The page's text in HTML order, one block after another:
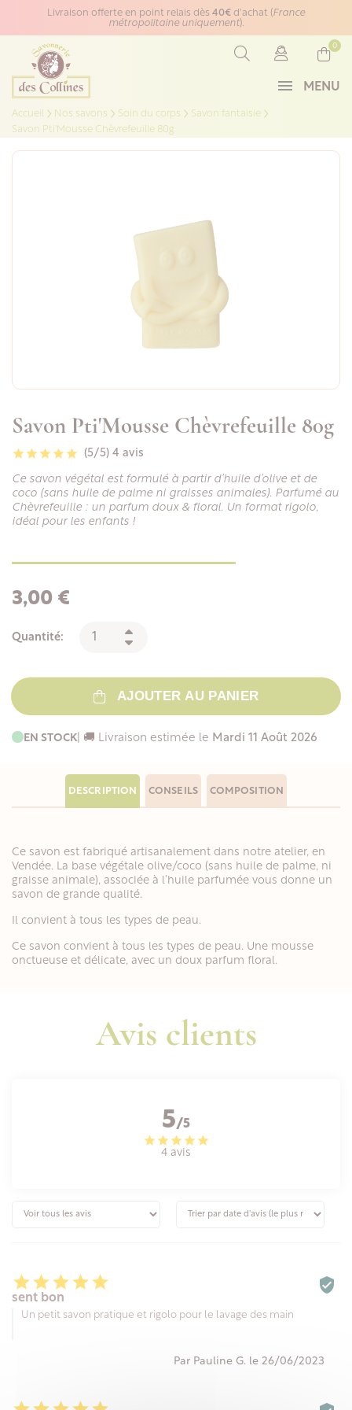
Panneau de gestion des cookies
Livraison offerte en point relais dès 40€ d'achat (France
métropolitaine uniquement).
MENU
0
Accueil Nos savons Soin du corps
Savon fantaisie
Savon Pti'Mousse Chèvrefeuille 80g
Savon Pti'Mousse Chèvrefeuille 80g
(5/5) 4 avis
Ce savon végétal est formulé à partir d’huile d’olive et de
coco (sans huile de palme ni graisses animales). Parfumé au
Chèvrefeuille : un parfum doux & floral. Un format rigolo,
idéal pour les enfants !
3,00 €
Quantité:
AJOUTER AU PANIER
EN STOCK | 🚚 Livraison estimée le Mardi 11 Août 2026
DESCRIPTION CONSEILS COMPOSITION
Ce savon est fabriqué artisanalement dans notre atelier, en
Vendée. La base végétale olive/coco (sans huile de palme, ni
graisse animale), associée à l’huile parfumée vous donne un
savon de grande qualité.
Il convient à tous les types de peau.
Ce savon convient à tous les types de peau. Une mousse
onctueuse et délicate, avec un doux parfum floral.
Avis clients
5/5
4 avis

sent bon
Un petit savon pratique et rigolo pour le lavage des main

Par Pauline G. le 26/06/2023